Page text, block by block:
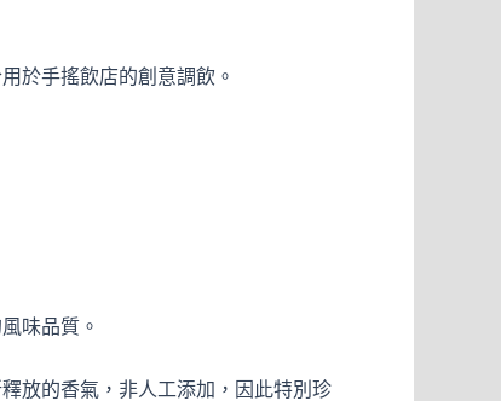
於手搖飲店的創意調飲。
味品質。
放的香氣，非人工添加，因此特別珍